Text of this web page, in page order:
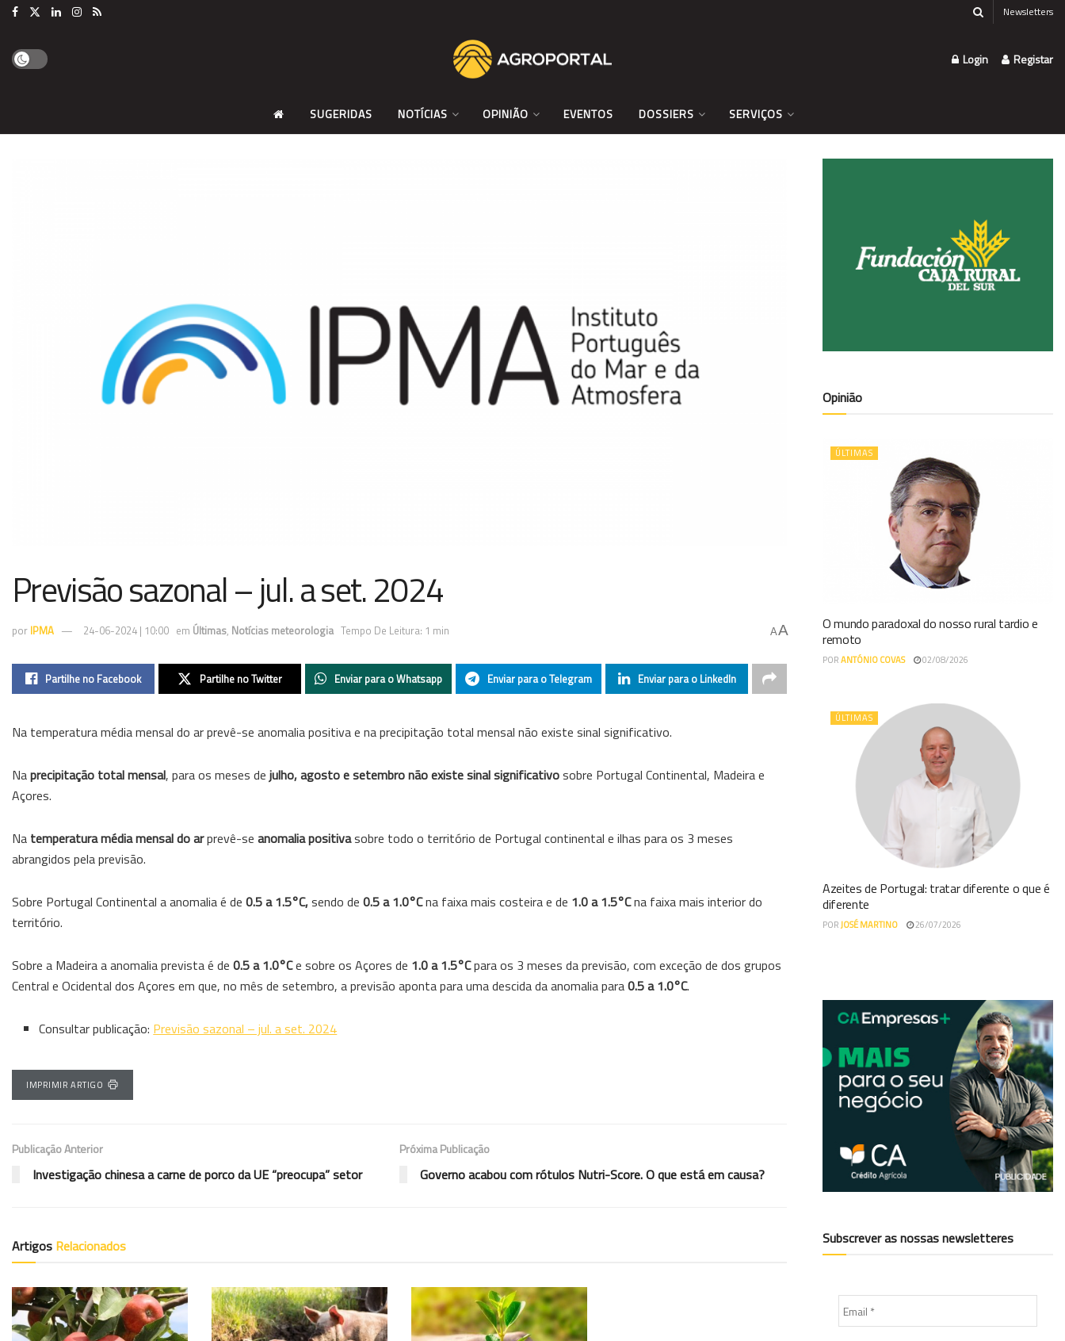
Newsletters
Login Registar
SUGERIDAS NOTÍCIAS OPINIÃO EVENTOS DOSSIERS SERVIÇOS
Previsão sazonal – jul. a set. 2024
por IPMA 24-06-2024 | 10:00 em Últimas, Notícias meteorologia Tempo De Leitura: 1 min AA
Partilhe no Facebook Partilhe no Twitter Enviar para o Whatsapp Enviar para o Telegram Enviar para o LinkedIn
Na temperatura média mensal do ar prevê-se anomalia positiva e na precipitação total mensal não existe sinal significativo.
Naprecipitação total mensal, para os meses de julho, agosto e setembro não existe sinal significativosobre Portugal Continental, Madeira e
Açores.
Na temperatura média mensal do arprevê-se anomalia positivasobre todo o território de Portugal continental e ilhas para os 3 meses
abrangidos pela previsão.
Sobre Portugal Continental a anomalia é de 0.5 a 1.5°C,sendo de 0.5 a 1.0°Cna faixa mais costeira e de 1.0 a 1.5°Cna faixa mais interior do
território.
Sobre a Madeira a anomalia prevista é de 0.5 a 1.0°Ce sobre os Açores de 1.0 a 1.5°Cpara os 3 meses da previsão, com exceção de dos grupos
Central e Ocidental dos Açores em que, no mês de setembro, a previsão aponta para uma descida da anomalia para0.5 a 1.0°C.
Consultar publicação: Previsão sazonal – jul. a set. 2024
IMPRIMIR ARTIGO
Publicação Anterior
Investigação chinesa a carne de porco da UE “preocupa” setor
Próxima Publicação
Governo acabou com rótulos Nutri-Score. O que está em causa?
Artigos Relacionados
Opinião
ÚLTIMAS
O mundo paradoxal do nosso rural tardio e
remoto
PORANTÓNIO COVAS 02/08/2026
ÚLTIMAS
Azeites de Portugal: tratar diferente o que é
diferente
PORJOSÉ MARTINO 26/07/2026
Subscrever as nossas newsletteres